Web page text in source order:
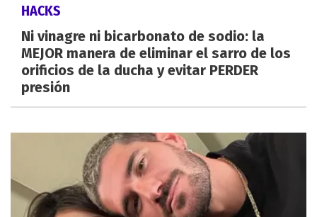
HACKS
Ni vinagre ni bicarbonato de sodio: la
MEJOR manera de eliminar el sarro de los
orificios de la ducha y evitar PERDER
presión